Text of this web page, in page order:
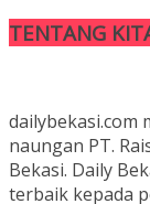
TENTANG
dailybekasi.com
naungan PT.
Bekasi. Daily
terbaik kepada